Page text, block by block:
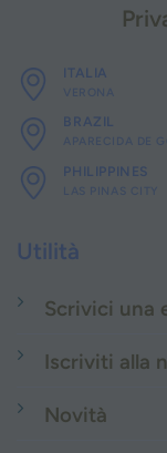
ITALIA
VERONA
BRAZIL
APARECIDA DE
PHILIPPINES
LAS PINAS CITY
Utilità
Scrivici una
Iscriviti alla
Novità